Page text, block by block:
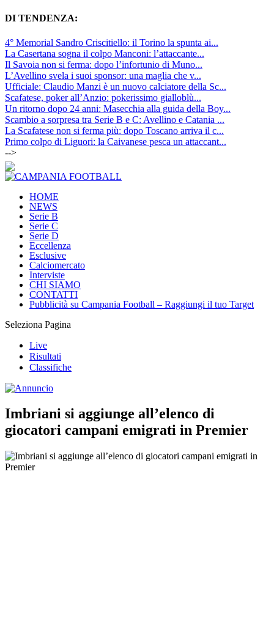
DI TENDENZA:
4° Memorial Sandro Criscitiello: il Torino la spunta ai...
La Casertana sogna il colpo Manconi: l’attaccante...
Il Savoia non si ferma: dopo l’infortunio di Muno...
L’Avellino svela i suoi sponsor: una maglia che v...
Ufficiale: Claudio Manzi è un nuovo calciatore della Sc...
Scafatese, poker all’Anzio: pokerissimo gialloblù...
Un ritorno dopo 24 anni: Masecchia alla guida della Boy...
Scambio a sorpresa tra Serie B e C: Avellino e Catania ...
La Scafatese non si ferma più: dopo Toscano arriva il c...
Primo colpo di Liguori: la Caivanese pesca un attaccant...
-->
HOME
NEWS
Serie B
Serie C
Serie D
Eccellenza
Esclusive
Calciomercato
Interviste
CHI SIAMO
CONTATTI
Pubblicità su Campania Football – Raggiungi il tuo Target
Seleziona Pagina
Live
Risultati
Classifiche
Imbriani si aggiunge all’elenco di
giocatori campani emigrati in Premier